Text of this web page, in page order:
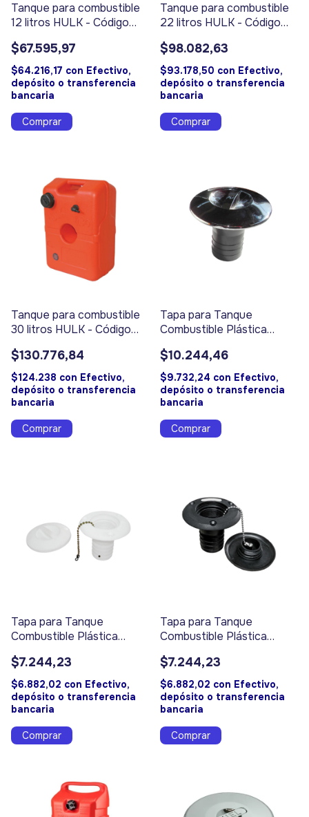
Tanque para combustible
12 litros HULK - Código
$67.595,97
$64.216,17 con Efectivo,
depósito o transferencia
bancaria
Comprar
Tanque para combustible
22 litros HULK - Código
$98.082,63
$93.178,50 con Efectivo,
depósito o transferencia
bancaria
Comprar
Tanque para combustible
30 litros HULK - Código
$130.776,84
$124.238 con Efectivo,
depósito o transferencia
bancaria
Comprar
Tapa para Tanque
Combustible Plástica
$10.244,46
$9.732,24 con Efectivo,
depósito o transferencia
bancaria
Tapa para Tanque
Combustible Plástica
$7.244,23
$6.882,02 con Efectivo,
depósito o transferencia
bancaria
Tapa para Tanque
Combustible Plástica
$7.244,23
$6.882,02 con Efectivo,
depósito o transferencia
bancaria